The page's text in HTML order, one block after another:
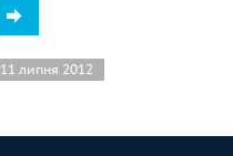
11 липня 2012